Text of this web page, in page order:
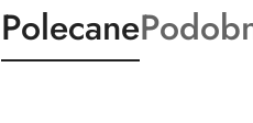
Produkty
o
Polecane
o